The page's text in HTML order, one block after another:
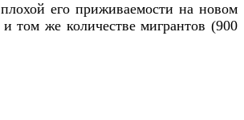
его приживаемости на новом
том же количестве мигрантов (900